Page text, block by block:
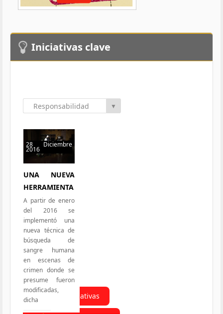
Iniciativas clave
Todas las Iniciativas
Responsabilidad
▼
28 Diciembre
2016
56 hits
UNA NUEVA
HERRAMIENTA
A partir de enero
del 2016 se
implementó una
nueva técnica de
búsqueda de
sangre humana
en escenas de
crimen donde se
presume fueron
modificadas,
dicha